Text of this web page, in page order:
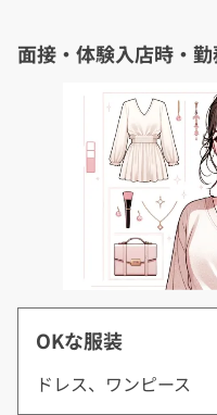
面接・体験入店時・
OKな服装
ドレス、ワンピース